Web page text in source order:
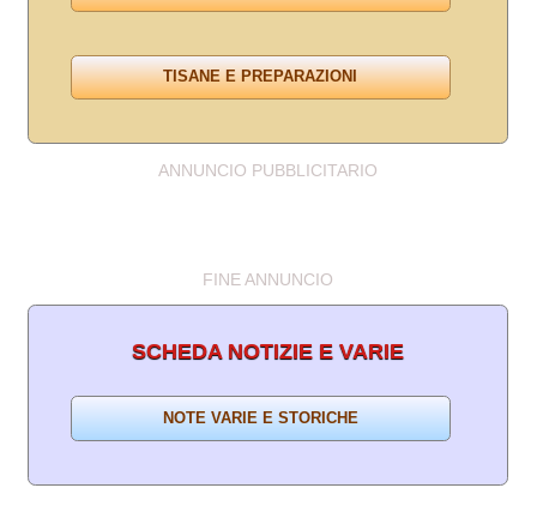
ANNUNCIO PUBBLICITARIO
FINE ANNUNCIO
SCHEDA NOTIZIE E VARIE